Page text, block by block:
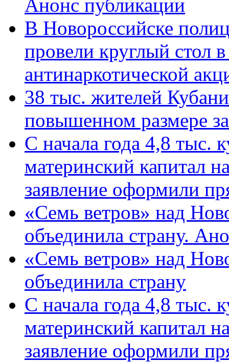
Анонс публикации
В Новороссийске
провели круглый стол
антинаркотической
38 тыс. жителей
повышенном размере
С начала года 4,8 тыс.
материнский капитал
заявление оформили
«Семь ветров» над
объединила страну.
«Семь ветров» над
объединила страну
С начала года 4,8 тыс.
материнский капитал
заявление оформили